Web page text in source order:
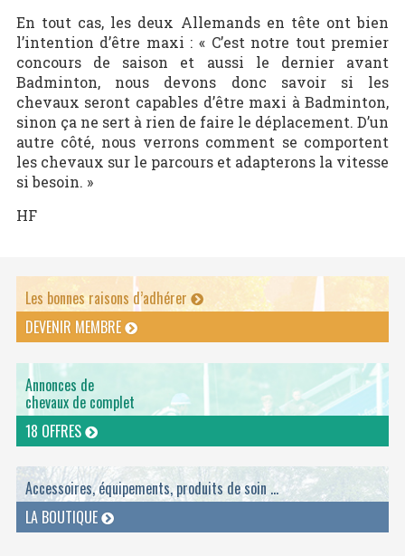
En tout cas, les deux Allemands en tête ont bien
l’intention d’être maxi : « C’est notre tout premier
concours de saison et aussi le dernier avant
Badminton, nous devons donc savoir si les
chevaux seront capables d’être maxi à Badminton,
sinon ça ne sert à rien de faire le déplacement. D’un
autre côté, nous verrons comment se comportent
les chevaux sur le parcours et adapterons la vitesse
si besoin. »
HF
Les bonnes raisons d’adhérer
DEVENIR MEMBRE
Annonces de
chevaux de complet
18 OFFRES
Accessoires, équipements, produits de soin ...
LA BOUTIQUE